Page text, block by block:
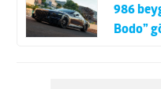
986
Bodo”